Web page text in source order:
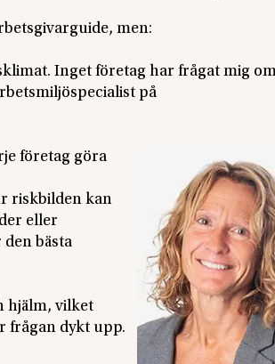
men:
Inget företag har frågat mig
på
företag göra
riskbilden kan
eller
bästa
hjälm, vilket
frågan dykt upp.